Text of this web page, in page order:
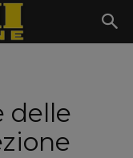
delle